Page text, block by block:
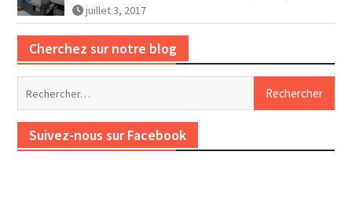
juillet 3, 2017
Cherchez sur notre blog
Suivez-nous sur Facebook